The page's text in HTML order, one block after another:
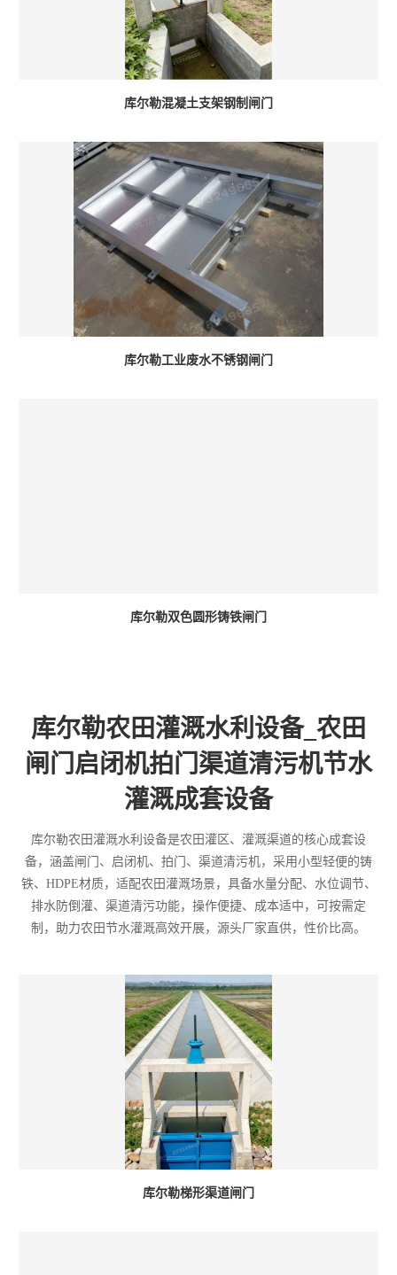
库尔勒混凝土支架钢制闸门
库尔勒工业废水不锈钢闸门
库尔勒双色圆形铸铁闸门
库尔勒农田灌溉水利设备_农田
闸门启闭机拍门渠道清污机节水
灌溉成套设备
库尔勒农田灌溉水利设备是农田灌区、灌溉渠道的核心成套设
备，涵盖闸门、启闭机、拍门、渠道清污机，采用小型轻便的铸
铁、HDPE材质，适配农田灌溉场景，具备水量分配、水位调节、
排水防倒灌、渠道清污功能，操作便捷、成本适中，可按需定
制，助力农田节水灌溉高效开展，源头厂家直供，性价比高。
库尔勒梯形渠道闸门